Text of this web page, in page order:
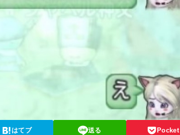
はてブ 送る Pocket